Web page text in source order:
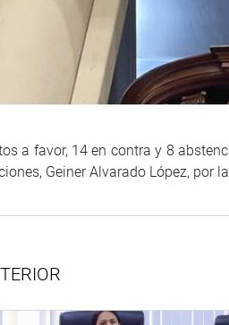
a favor, 14 en contra y 8
Geiner Alvarado López, por